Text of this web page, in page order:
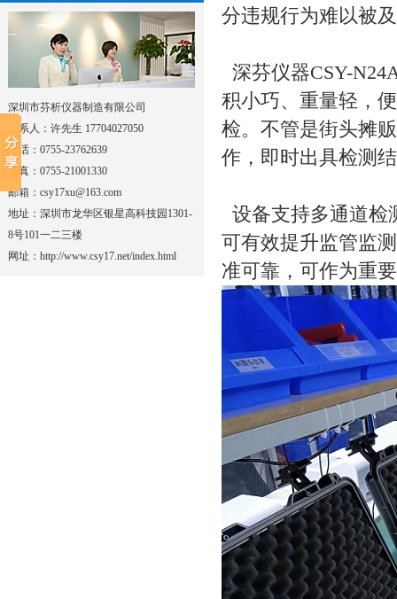
深圳市芬析仪器制造有限公司
联系人：许先生 17704027050
电话：0755-23762639
传真：0755-21001330
邮箱：csy17xu@163.com
地址：深圳市龙华区银星高科技园1301-
8号101一二三楼
网址：http://www.csy17.net/index.html
分违规行为难以被
深芬仪器CSY-
积小巧、重量轻，
检。不管是街头摊
作，即时出具检测
设备支持多通道检
可有效提升监管监
准可靠，可作为重